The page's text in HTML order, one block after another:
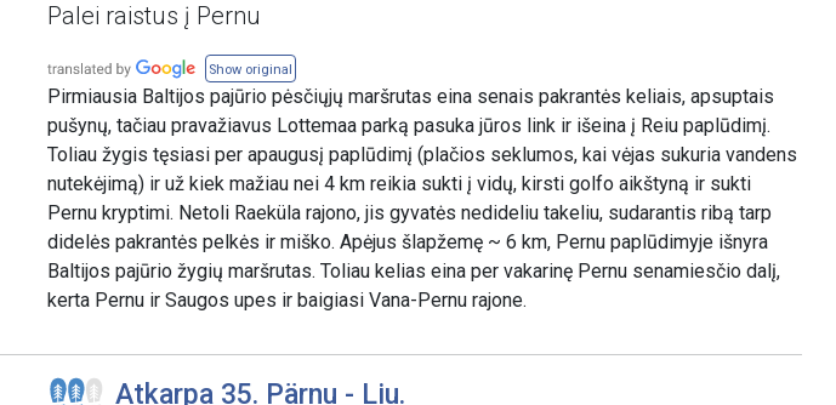
Palei raistus į Pernu
Show original
Pirmiausia Baltijos pajūrio pėsčiųjų maršrutas eina senais pakrantės keliais, apsuptais
pušynų, tačiau pravažiavus Lottemaa parką pasuka jūros link ir išeina į Reiu paplūdimį.
Toliau žygis tęsiasi per apaugusį paplūdimį (plačios seklumos, kai vėjas sukuria vandens
nutekėjimą) ir už kiek mažiau nei 4 km reikia sukti į vidų, kirsti golfo aikštyną ir sukti
Pernu kryptimi. Netoli Raeküla rajono, jis gyvatės nedideliu takeliu, sudarantis ribą tarp
didelės pakrantės pelkės ir miško. Apėjus šlapžemę ~ 6 km, Pernu paplūdimyje išnyra
Baltijos pajūrio žygių maršrutas. Toliau kelias eina per vakarinę Pernu senamiesčio dalį,
kerta Pernu ir Saugos upes ir baigiasi Vana-Pernu rajone.
Atkarpa 35. Pärnu - Liu.